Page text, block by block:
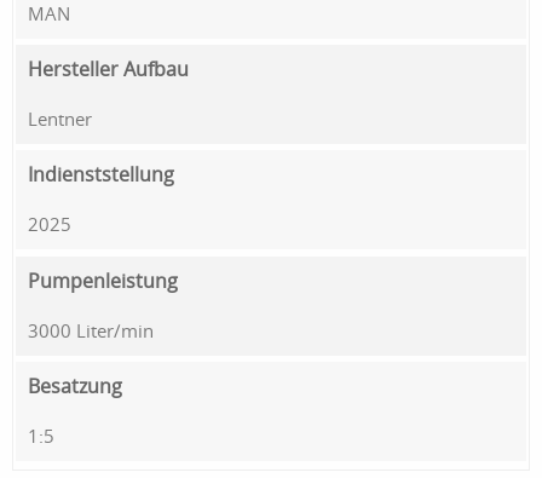
MAN
Hersteller Aufbau
Lentner
Indienststellung
2025
Pumpenleistung
3000 Liter/min
Besatzung
1:5